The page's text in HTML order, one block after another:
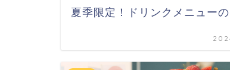
夏季限定！ドリンクメニュー